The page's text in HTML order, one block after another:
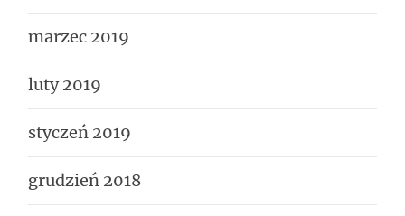
marzec 2019
luty 2019
styczeń 2019
grudzień 2018